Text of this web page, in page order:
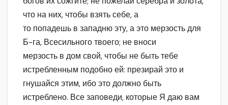
что на них, чтобы взять себе, а
то попадешь в западню эту, а это мерзость для
Б-га, Всесильного твоего; не вноси
мерзость в дом свой, чтобы не быть тебе
истребленным подобно ей: презирай это и
гнушайся этим, ибо это должно быть
истреблено. Все заповеди, которые Я даю вам